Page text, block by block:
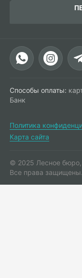
© 2025 Лесное бюро,
Все права защищены.
Способы оплаты:
Банк
Политика
Карта сайта